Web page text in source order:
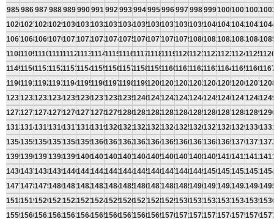
985986987988989990991 992 993994995996997998999100010011002
102610271028102910301031103210331034103510361037103810391040104110421043
106710681069107010711072107310741075107610771078107910801081108210831084
110811091110111111121113111411151116111711181119112011211122112311241125
114911501151115211531154115511561157115811591160116111621163116411651166
119011911192119311941195119611971198119912001201120212031204120512061207
123112321233123412351236123712381239124012411242124312441245124612471248
127212731274127512761277127812791280128112821283128412851286128712881289
131313141315131613171318131913201321132213231324132513261327132813291330
135413551356135713581359136013611362136313641365136613671368136913701371
139513961397139813991400140114021403140414051406140714081409141014111412
143614371438143914401441144214431444144514461447144814491450145114521453
147714781479148014811482148314841485148614871488148914901491149214931494
151815191520152115221523152415251526152715281529153015311532153315341535
155915601561156215631564156515661567156815691570157115721573157415751576